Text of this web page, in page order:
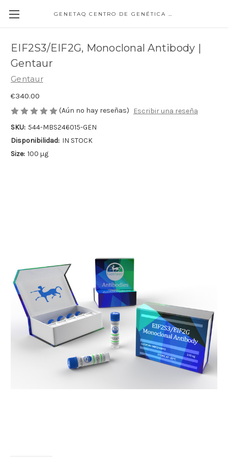
GENETAQ CENTRO DE GENÉTICA MOLECULAR
EIF2S3/EIF2G, Monoclonal Antibody |
Gentaur
Gentaur
€340.00
(Aún no hay reseñas)
Escribir una reseña
SKU: 544-MBS246015-GEN
Disponibilidad: IN STOCK
Size: 100 µg